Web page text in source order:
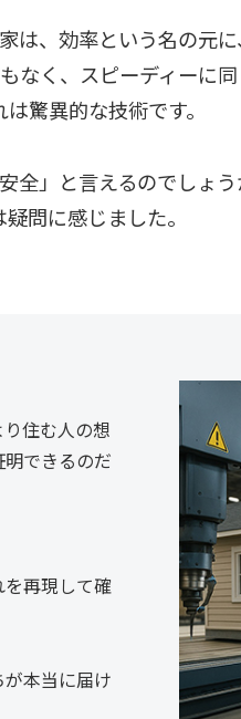
は、効率という名の元に、
なく、 スピーディーに
驚異的な技術です。
全」と言えるのでしょう
問に感じました。
住む人の想
できるのだ
再現して確
本当に届け